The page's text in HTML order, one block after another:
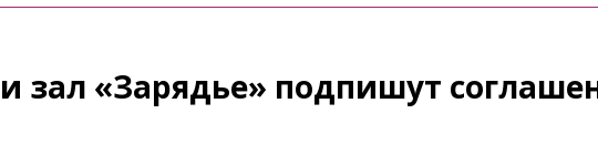
зал «Зарядье» подпишут